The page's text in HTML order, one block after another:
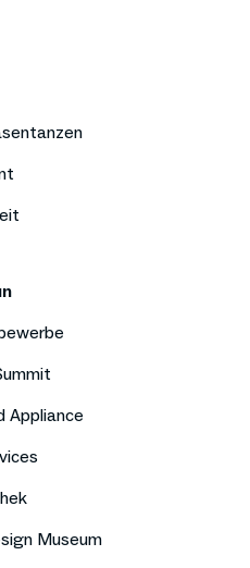
Appliance
Museum